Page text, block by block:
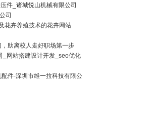
件_诸城悦山机械有限公司
司
花卉养殖技术的花卉网站
助离校人走好职场第一步
_网站搭建设计开发_seo优化
件-深圳市维一拉科技有限公